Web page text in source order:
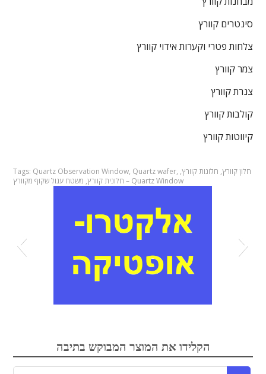
סינטרים קוורץ
צלחות פטרי וקערות אידוי קוורץ
צמר קוורץ
צנרת קוורץ
קולבות קוורץ
קיווטות קוורץ
Tags: Quartz Observation Window, Quartz wafer, חלון קוורץ, חלונות קוורץ,
חלונית קוורץ, משטח עגול שקוף מקוורץ – Quartz Window
הקלידו את המוצר המבוקש בתיבה